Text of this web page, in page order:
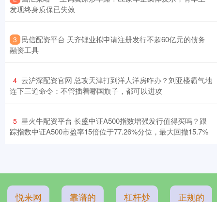
发现终身质保已失效
3 ​民信配资平台 天齐锂业拟申请注册发行不超60亿元的债务
融资工具
4 ​云沪深配资官网 总攻天津打到洋人洋房咋办？刘亚楼霸气地
连下三道命令：不管插着哪国旗子，都可以进攻
5 ​星火牛配资平台 长盛中证A500指数增强发行值得买吗？跟
踪指数中证A500市盈率15倍位于77.26%分位，最大回撤15.7%
悦来网 靠谱的 杠杆炒 正规的